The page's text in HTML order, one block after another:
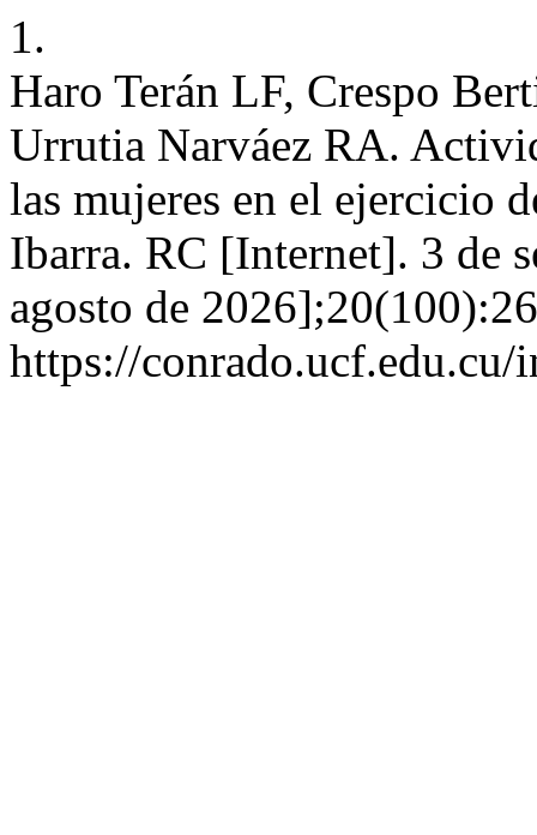
1.
Haro Terán LF, Crespo
Urrutia Narváez RA.
las mujeres en el ejercicio
Ibarra. RC [Internet]. 3 de
agosto de
https://